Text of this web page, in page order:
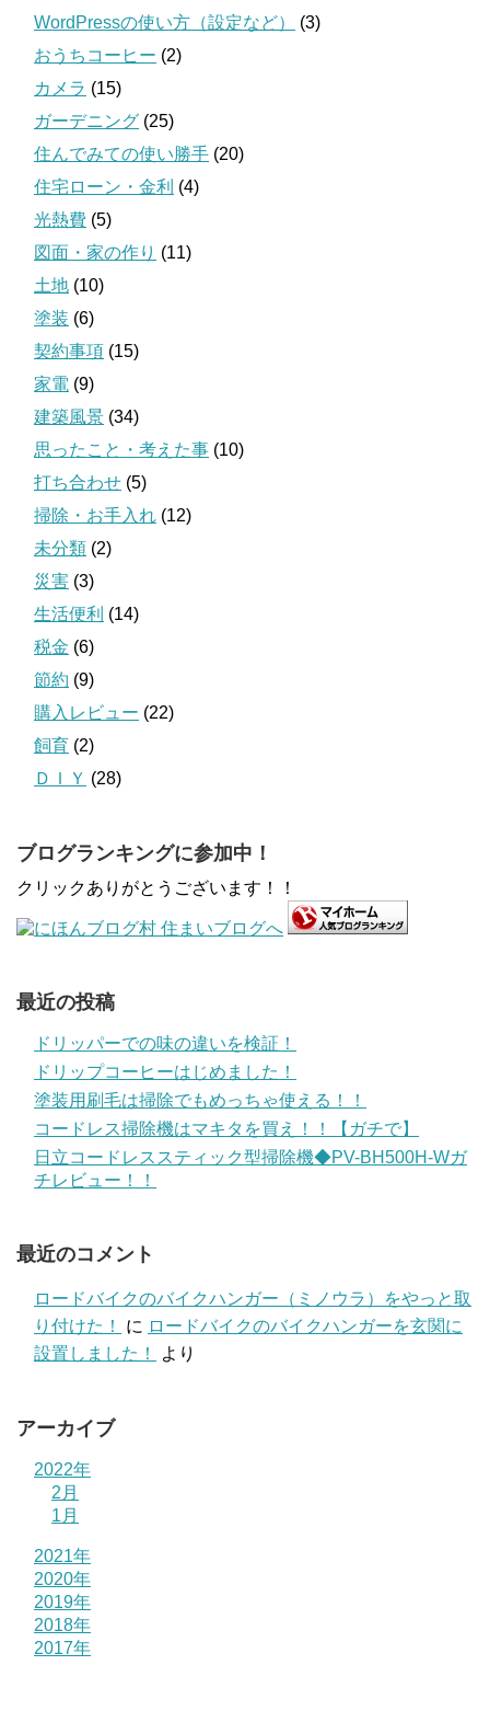
WordPressの使い方（設定など）
(3)
おうちコーヒー (2)
カメラ (15)
ガーデニング (25)
住んでみての使い勝手 (20)
住宅ローン・金利 (4)
光熱費 (5)
図面・家の作り (11)
土地 (10)
塗装 (6)
契約事項 (15)
家電 (9)
建築風景 (34)
思ったこと・考えた事 (10)
打ち合わせ (5)
掃除・お手入れ (12)
未分類 (2)
災害 (3)
生活便利 (14)
税金 (6)
節約 (9)
購入レビュー (22)
飼育 (2)
ＤＩＹ (28)
ブログランキングに参加中！
クリックありがとうございます！！
最近の投稿
ドリッパーでの味の違いを検証！
ドリップコーヒーはじめました！
塗装用刷毛は掃除でもめっちゃ使える！！
コードレス掃除機はマキタを買え！！【ガチで】
日立コードレススティック型掃除機◆PV-BH500H-Wガ
チレビュー！！
最近のコメント
ロードバイクのバイクハンガー（ミノウラ）をやっと取
り付けた！
に ロードバイクのバイクハンガーを玄関に
設置しました！
より
アーカイブ
2022年
2月
1月
2021年
2020年
2019年
2018年
2017年